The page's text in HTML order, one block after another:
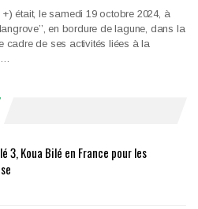
était, le samedi 19 octobre 2024, à
en bordure de lagune, dans la
cadre de ses activités liées à la
3, Koua Bilé en France pour les